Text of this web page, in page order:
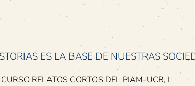
ES LA BASE DE NUESTRAS
CURSO RELATOS CORTOS DEL PIAM-UCR, I